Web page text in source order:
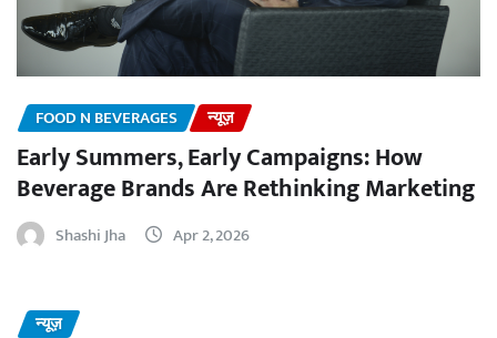
FOOD N BEVERAGES न्यूज़
Early Summers, Early Campaigns: How
Beverage Brands Are Rethinking Marketing
Shashi Jha Apr 2, 2026
न्यूज़